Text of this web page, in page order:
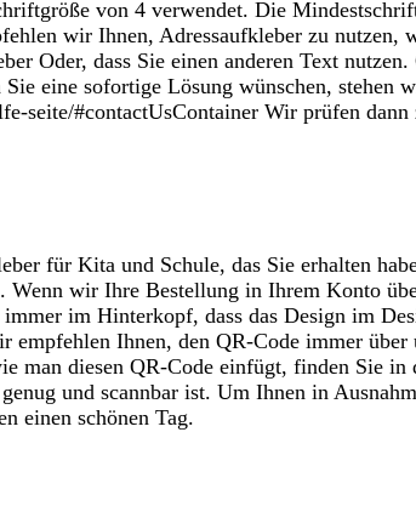
von 4 verwendet. Die
wir Ihnen, Adressaufkleber zu nutzen,
Oder, dass Sie einen anderen Text
eine sofortige Lösung wünschen,
#contactUsContainer Wir prüfen
für Kita und Schule, das Sie erhalten
wir Ihre Bestellung in Ihrem Konto
im Hinterkopf, dass das Design im
Ihnen, den QR-Code immer
man diesen QR-Code einfügt, finden Sie
und scannbar ist. Um Ihnen in
einen schönen Tag.